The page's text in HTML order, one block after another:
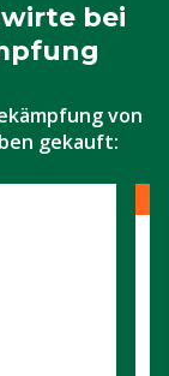
bei
von
gekauft: